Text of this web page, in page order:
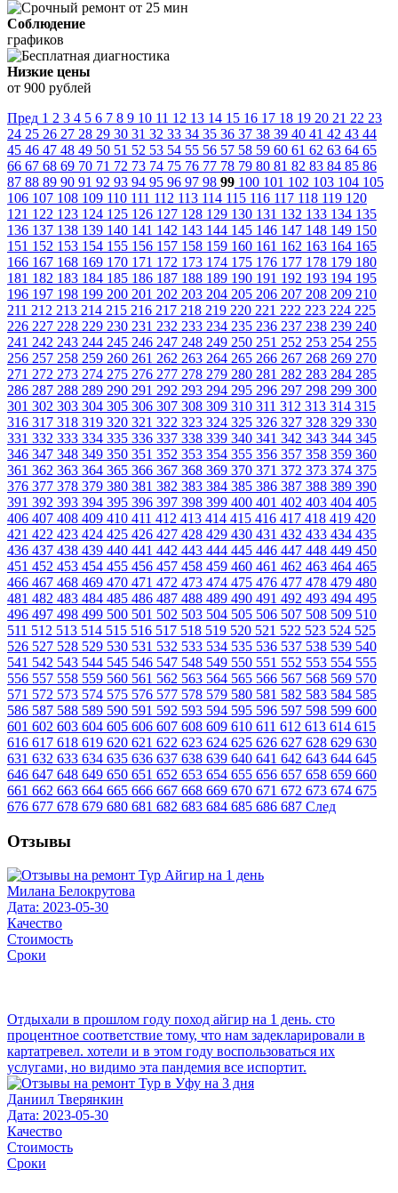
Соблюдение
графиков
Низкие цены
от 900 рублей
Пред 1 2 3 4 5 6 7 8 9 10 11 12 13 14 15 16 17 18 19 20 21 22 23
24 25 26 27 28 29 30 31 32 33 34 35 36 37 38 39 40 41 42 43 44
45 46 47 48 49 50 51 52 53 54 55 56 57 58 59 60 61 62 63 64 65
66 67 68 69 70 71 72 73 74 75 76 77 78 79 80 81 82 83 84 85 86
87 88 89 90 91 92 93 94 95 96 97 98 99 100 101 102 103 104 105
106 107 108 109 110 111 112 113 114 115 116 117 118 119 120
121 122 123 124 125 126 127 128 129 130 131 132 133 134 135
136 137 138 139 140 141 142 143 144 145 146 147 148 149 150
151 152 153 154 155 156 157 158 159 160 161 162 163 164 165
166 167 168 169 170 171 172 173 174 175 176 177 178 179 180
181 182 183 184 185 186 187 188 189 190 191 192 193 194 195
196 197 198 199 200 201 202 203 204 205 206 207 208 209 210
211 212 213 214 215 216 217 218 219 220 221 222 223 224 225
226 227 228 229 230 231 232 233 234 235 236 237 238 239 240
241 242 243 244 245 246 247 248 249 250 251 252 253 254 255
256 257 258 259 260 261 262 263 264 265 266 267 268 269 270
271 272 273 274 275 276 277 278 279 280 281 282 283 284 285
286 287 288 289 290 291 292 293 294 295 296 297 298 299 300
301 302 303 304 305 306 307 308 309 310 311 312 313 314 315
316 317 318 319 320 321 322 323 324 325 326 327 328 329 330
331 332 333 334 335 336 337 338 339 340 341 342 343 344 345
346 347 348 349 350 351 352 353 354 355 356 357 358 359 360
361 362 363 364 365 366 367 368 369 370 371 372 373 374 375
376 377 378 379 380 381 382 383 384 385 386 387 388 389 390
391 392 393 394 395 396 397 398 399 400 401 402 403 404 405
406 407 408 409 410 411 412 413 414 415 416 417 418 419 420
421 422 423 424 425 426 427 428 429 430 431 432 433 434 435
436 437 438 439 440 441 442 443 444 445 446 447 448 449 450
451 452 453 454 455 456 457 458 459 460 461 462 463 464 465
466 467 468 469 470 471 472 473 474 475 476 477 478 479 480
481 482 483 484 485 486 487 488 489 490 491 492 493 494 495
496 497 498 499 500 501 502 503 504 505 506 507 508 509 510
511 512 513 514 515 516 517 518 519 520 521 522 523 524 525
526 527 528 529 530 531 532 533 534 535 536 537 538 539 540
541 542 543 544 545 546 547 548 549 550 551 552 553 554 555
556 557 558 559 560 561 562 563 564 565 566 567 568 569 570
571 572 573 574 575 576 577 578 579 580 581 582 583 584 585
586 587 588 589 590 591 592 593 594 595 596 597 598 599 600
601 602 603 604 605 606 607 608 609 610 611 612 613 614 615
616 617 618 619 620 621 622 623 624 625 626 627 628 629 630
631 632 633 634 635 636 637 638 639 640 641 642 643 644 645
646 647 648 649 650 651 652 653 654 655 656 657 658 659 660
661 662 663 664 665 666 667 668 669 670 671 672 673 674 675
676 677 678 679 680 681 682 683 684 685 686 687 След
Отзывы
Милана Белокрутова
Дата: 2023-05-30
Качество
Стоимость
Сроки
Отдыхали в прошлом году поход айгир на 1 день. сто
процентное соответствие тому, что нам задекларировали в
картатревел. хотели и в этом году воспользоваться их
услугами, но видимо эта пандемия все испортит.
Даниил Тверянкин
Дата: 2023-05-30
Качество
Стоимость
Сроки